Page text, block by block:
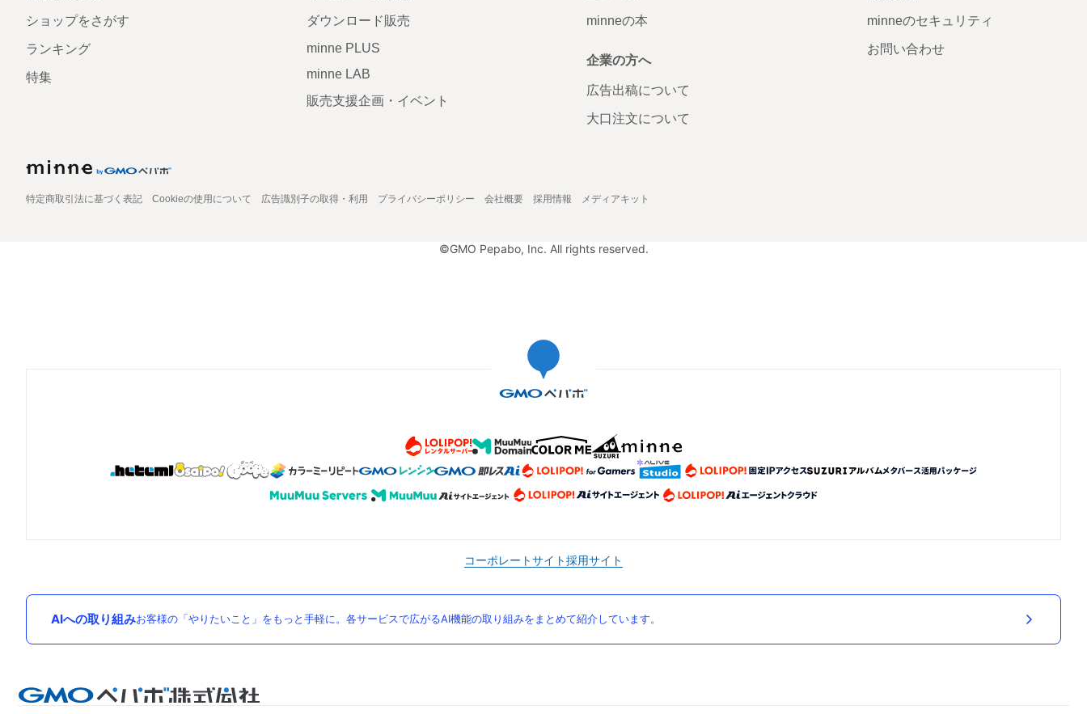
ショップをさがす
ランキング
特集
ダウンロード販売
minne PLUS
minne LAB
販売支援企画・イベント
minneの本
企業の方へ
広告出稿について
大口注文について
minneのセキュリティ
お問い合わせ
特定商取引法に基づく表記 Cookieの使用について 広告識別子の取得・利用 プライバシーポリシー 会社概要 採用情報 メディアキット
©GMO Pepabo, Inc. All rights reserved.
コーポレートサイト採用サイト
AIへの取り組みお客様の「やりたいこと」をもっと手軽に。各サービスで広がるAI機能の取り組みをまとめて紹介しています。